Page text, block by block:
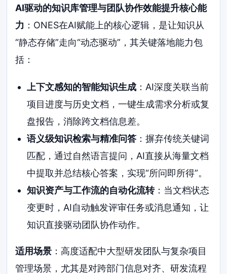
AI驱动的知识库管理与团队协作效能提升核心能
力 ：ONES在AI赋能上的核心逻辑，是让知识从
“静态存储”走向“动态驱动”，其关键落地能力包
括：
上下文感知的智能知识生成：AI深度关联当前
项目进度与历史文档，一键生成需求分析或复
盘报告，消除跨文档信息差。
语义级知识检索与精准问答：摒弃传统关键词
匹配，通过自然语言提问，AI直接从海量文档
中提取并总结核心答案，实现“所问即所得”。
知识资产与工作流的自动化流转：当文档状态
变更时，AI自动触发评审任务或消息通知，让
知识直接驱动团队协作动作。
适用场景 ：高度适配中大型研发团队与复杂项目
管理场景，尤其是对跨部门信息对齐、研发流程